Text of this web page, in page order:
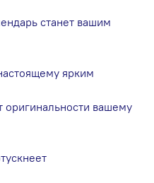
станет вашим
ярким
оригинальности вашему